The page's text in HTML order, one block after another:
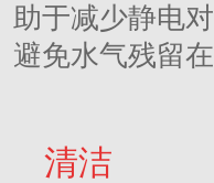
助于减少静电
避免水气残留
清洁